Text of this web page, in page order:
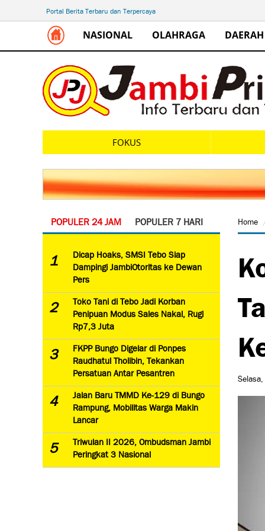
Portal Berita Terbaru dan Terpercaya
NASIONAL OLAHRAGA DAERAH
FOKUS
POPULER 24 JAM POPULER 7 HARI
1
Dicap Hoaks, SMSI Tebo Siap
Dampingi JambiOtoritas ke Dewan
Pers
2
Toko Tani di Tebo Jadi Korban
Penipuan Modus Sales Nakal, Rugi
Rp7,3 Juta
3
FKPP Bungo Digelar di Ponpes
Raudhatul Tholibin, Tekankan
Persatuan Antar Pesantren
4
Jalan Baru TMMD Ke-129 di Bungo
Rampung, Mobilitas Warga Makin
Lancar
5
Triwulan II 2026, Ombudsman Jambi
Peringkat 3 Nasional
Home